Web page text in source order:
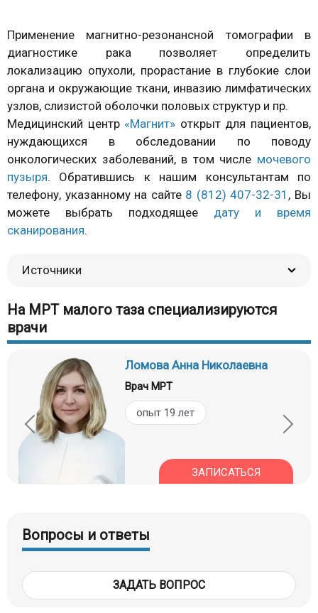
Применение магнитно-резонансной томографии в
диагностике рака позволяет определить
локализацию опухоли, прорастание в глубокие слои
органа и окружающие ткани, инвазию лимфатических
узлов, слизистой оболочки половых структур и пр.
Медицинский центр «Магнит» открыт для пациентов,
нуждающихся в обследовании по поводу
онкологических заболеваний, в том числе мочевого
пузыря. Обратившись к нашим консультантам по
телефону, указанному на сайте 8 (812) 407-32-31 , Вы
можете выбрать подходящее дату и время
сканирования.
Источники
На МРТ малого таза специализируются
врачи
Ломова Анна Николаевна
Врач МРТ
опыт 19 лет
ЗАПИСАТЬСЯ
Вопросы и ответы
ЗАДАТЬ ВОПРОС